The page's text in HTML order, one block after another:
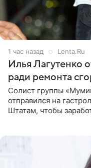
1 час назад Lenta.Ru
Илья Лагутенко
ради ремонта
Солист группы
отправился на
Штатам, чтобы